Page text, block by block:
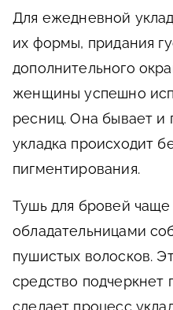
Для ежедневной
их формы, придания
дополнительного
женщины успешно
ресниц. Она бывает и
укладка происходит
пигментирования.
Тушь для бровей
обладательницами
пушистых волосков.
средство
сделает процесс